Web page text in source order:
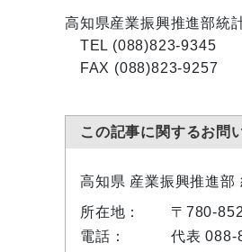
高知県産業振興推進部統
TEL (088)823-9345
FAX (088)823-9257
この記事に関するお問
高知県 産業振興推進部
所在地：
〒780-
電話：
代表 088-